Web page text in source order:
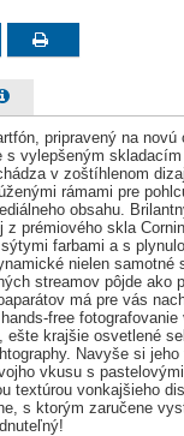
pripravený na novú
s vylepšeným
v zoštíhlenom
rámami pre
obsahu.
z prémiového skla
farbami a s
nielen samotné
streamov pôjde ako
má pre vás
free
ešte krajšie osvetlené
Navyše si
vkusu s
textúrou vonkajšieho
s ktorým zaručene